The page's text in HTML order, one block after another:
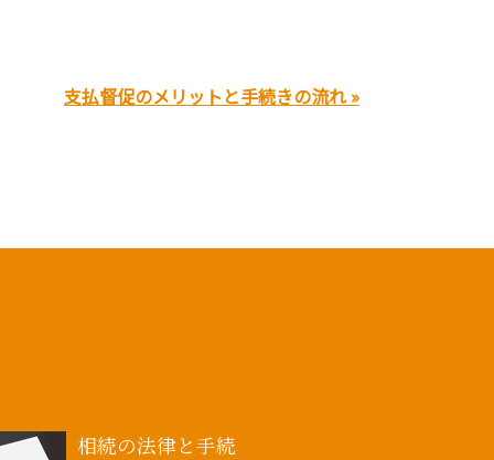
支払督促のメリットと手続きの流れ »
相続の法律と手続